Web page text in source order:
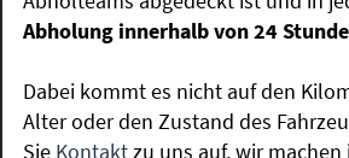
Abholung innerhalb von 24
Dabei kommt es nicht auf den
Alter oder den Zustand des
Sie Kontaktzu uns auf, wir